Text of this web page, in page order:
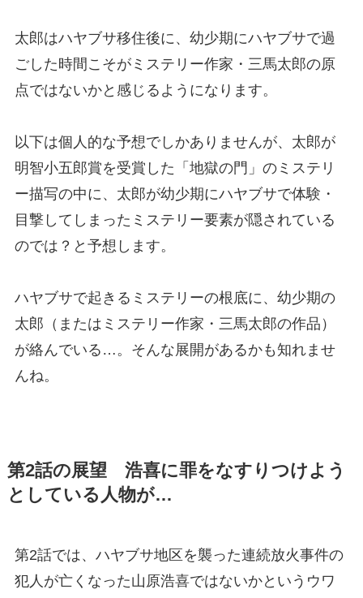
太郎はハヤブサ移住後に、幼少期にハヤブサで過
ごした時間こそがミステリー作家・三馬太郎の原
点ではないかと感じるようになります。
以下は個人的な予想でしかありませんが、太郎が
明智小五郎賞を受賞した「地獄の門」のミステリ
ー描写の中に、太郎が幼少期にハヤブサで体験・
目撃してしまったミステリー要素が隠されている
のでは？と予想します。
ハヤブサで起きるミステリーの根底に、幼少期の
太郎（またはミステリー作家・三馬太郎の作品）
が絡んでいる…。そんな展開があるかも知れませ
んね。
第2話の展望 浩喜に罪をなすりつけよう
としている人物が…
第2話では、ハヤブサ地区を襲った連続放火事件の
犯人が亡くなった山原浩喜ではないかというウワ